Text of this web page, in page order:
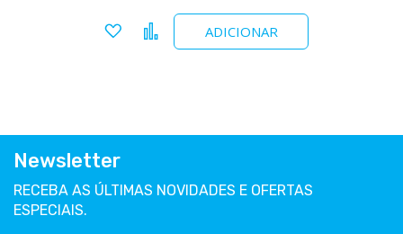
ADICIONAR
Adicionar a favoritos
Comparar
Newsletter
RECEBA AS ÚLTIMAS NOVIDADES E OFERTAS
ESPECIAIS.